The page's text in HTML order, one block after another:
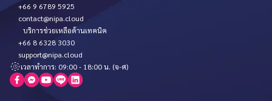
+66 9 6789 5925
contact@nipa.cloud
บริการช่วยเหลือด้านเทคนิค
+66 8 6328 3030
support@nipa.cloud
เวลาทำการ: 09:00 - 18:00 น. (จ-ศ)